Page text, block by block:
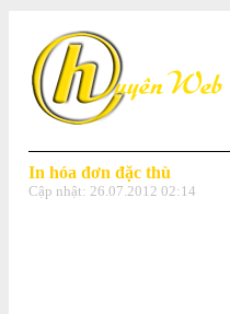
In hóa đơn đặc thù
Cập nhật: 26.07.2012 02:14